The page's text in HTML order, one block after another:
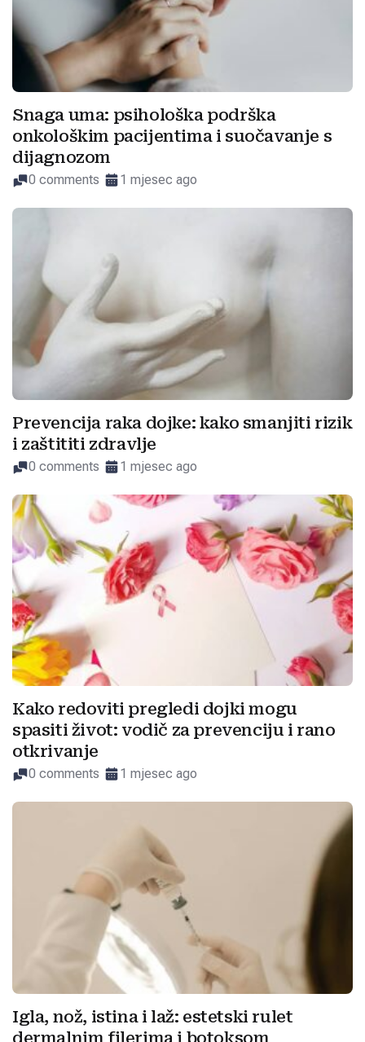
Snaga uma: psihološka podrška
onkološkim pacijentima i suočavanje s
dijagnozom
0 comments 1 mjesec ago
Prevencija raka dojke: kako smanjiti rizik
i zaštititi zdravlje
0 comments 1 mjesec ago
Kako redoviti pregledi dojki mogu
spasiti život: vodič za prevenciju i rano
otkrivanje
0 comments 1 mjesec ago
Igla, nož, istina i laž: estetski rulet
dermalnim filerima i botoksom